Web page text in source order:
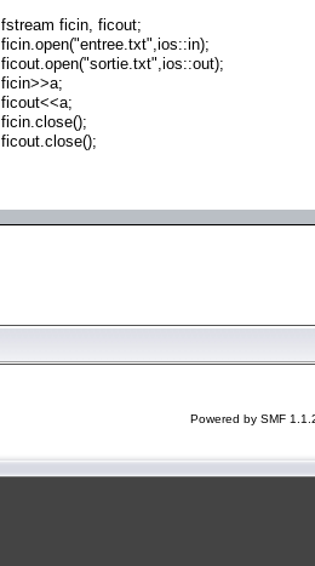
fstream ficin, ficout;
ficin.open("entree.txt",ios::in);
ficout.open("sortie.txt",ios::out);
ficin>>a;
ficout<<a;
ficin.close();
ficout.close();
Powered by SMF